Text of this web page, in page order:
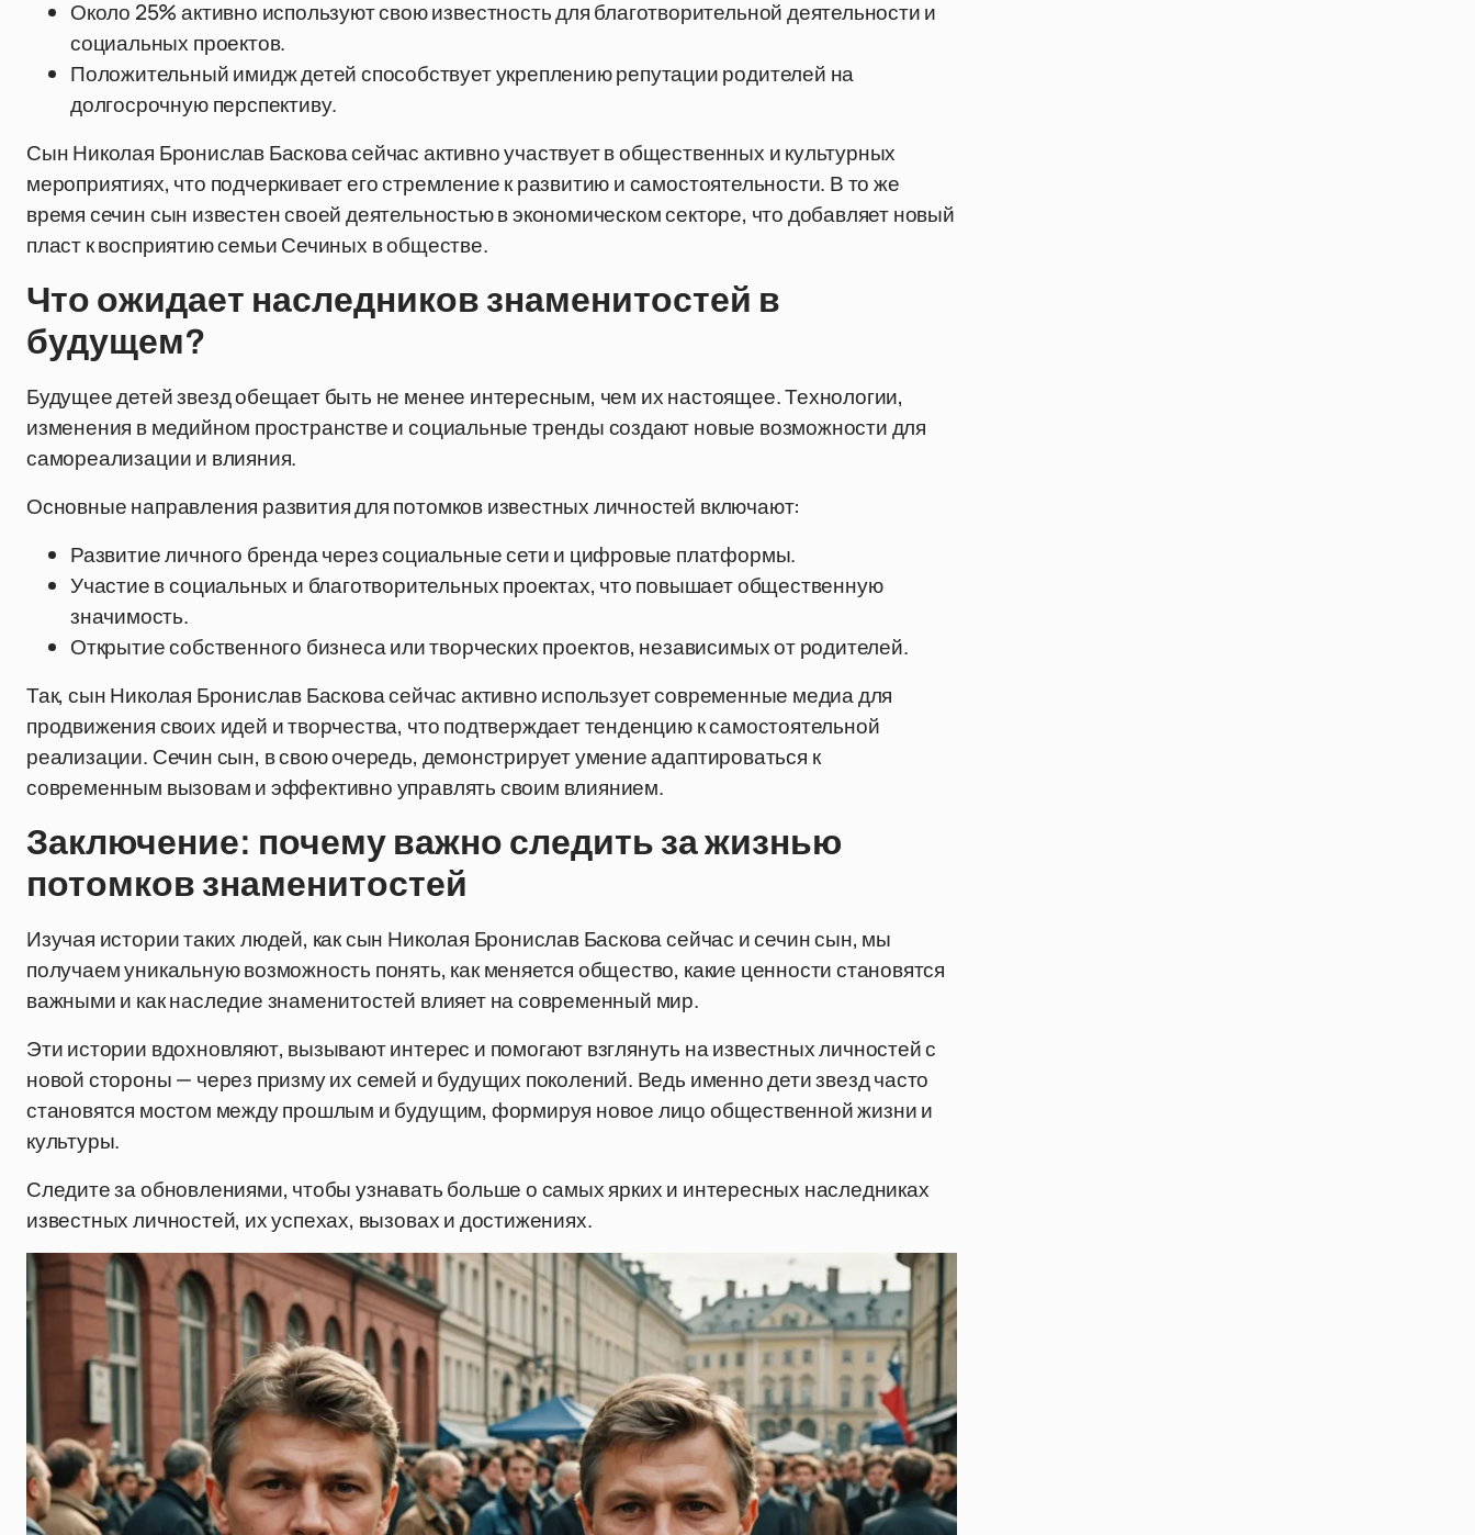
Около 25% активно используют свою известность для благотворительной деятельности и
социальных проектов.
Положительный имидж детей способствует укреплению репутации родителей на
долгосрочную перспективу.
Сын Николая Бронислав Баскова сейчас активно участвует в общественных и культурных
мероприятиях, что подчеркивает его стремление к развитию и самостоятельности. В то же
время сечин сын известен своей деятельностью в экономическом секторе, что добавляет новый
пласт к восприятию семьи Сечиных в обществе.
Что ожидает наследников знаменитостей в
будущем?
Будущее детей звезд обещает быть не менее интересным, чем их настоящее. Технологии,
изменения в медийном пространстве и социальные тренды создают новые возможности для
самореализации и влияния.
Основные направления развития для потомков известных личностей включают:
Развитие личного бренда через социальные сети и цифровые платформы.
Участие в социальных и благотворительных проектах, что повышает общественную
значимость.
Открытие собственного бизнеса или творческих проектов, независимых от родителей.
Так, сын Николая Бронислав Баскова сейчас активно использует современные медиа для
продвижения своих идей и творчества, что подтверждает тенденцию к самостоятельной
реализации. Сечин сын, в свою очередь, демонстрирует умение адаптироваться к
современным вызовам и эффективно управлять своим влиянием.
Заключение: почему важно следить за жизнью
потомков знаменитостей
Изучая истории таких людей, как сын Николая Бронислав Баскова сейчас и сечин сын, мы
получаем уникальную возможность понять, как меняется общество, какие ценности становятся
важными и как наследие знаменитостей влияет на современный мир.
Эти истории вдохновляют, вызывают интерес и помогают взглянуть на известных личностей с
новой стороны — через призму их семей и будущих поколений. Ведь именно дети звезд часто
становятся мостом между прошлым и будущим, формируя новое лицо общественной жизни и
культуры.
Следите за обновлениями, чтобы узнавать больше о самых ярких и интересных наследниках
известных личностей, их успехах, вызовах и достижениях.